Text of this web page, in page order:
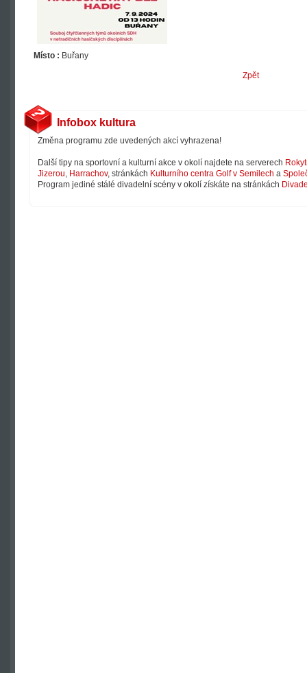
Místo : Buřany
Zpět
Infobox kultura
Změna programu zde uvedených akcí vyhrazena!
Další tipy na sportovní a kulturní akce v okolí najdete na serverech
Jizerou, Harrachov, stránkách Kulturního centra Golf v Semilech a
Program jediné stálé divadelní scény v okolí získáte na stránkách